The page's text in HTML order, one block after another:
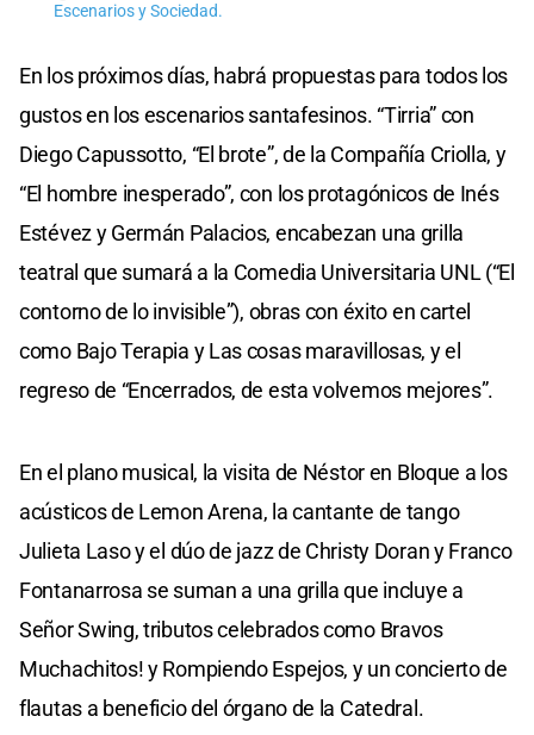
Escenarios y Sociedad.
En los próximos días, habrá propuestas para todos los
gustos en los escenarios santafesinos. “Tirria” con
Diego Capussotto, “El brote”, de la Compañía Criolla, y
“El hombre inesperado”, con los protagónicos de Inés
Estévez y Germán Palacios, encabezan una grilla
teatral que sumará a la Comedia Universitaria UNL (“El
contorno de lo invisible”), obras con éxito en cartel
como Bajo Terapia y Las cosas maravillosas, y el
regreso de “Encerrados, de esta volvemos mejores”.
En el plano musical, la visita de Néstor en Bloque a los
acústicos de Lemon Arena, la cantante de tango
Julieta Laso y el dúo de jazz de Christy Doran y Franco
Fontanarrosa se suman a una grilla que incluye a
Señor Swing, tributos celebrados como Bravos
Muchachitos! y Rompiendo Espejos, y un concierto de
flautas a beneficio del órgano de la Catedral.